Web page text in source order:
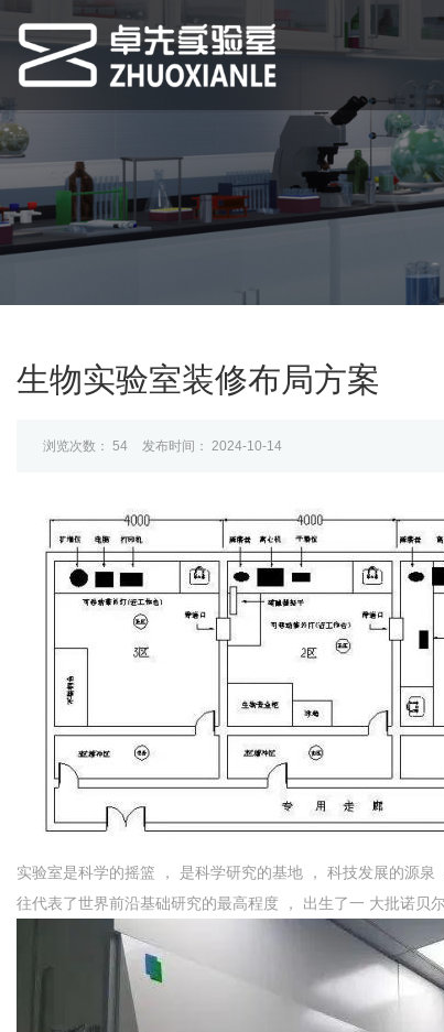
生物实验室装修布局方案
浏览次数： 54 发布时间： 2024-10-14
实验室是科学的摇篮 ， 是科学研究的基地 ， 科技发展的源
往代表了世界前沿基础研究的最高程度 ， 出生了一 大批诺贝